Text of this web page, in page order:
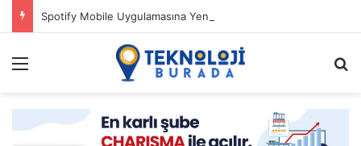
Spotify Mobile Uygulamasına Yeni Özellikler Ekliyor
Menü